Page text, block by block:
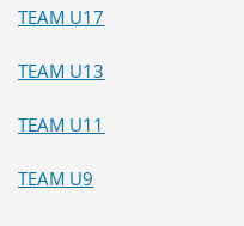
TEAM U17
TEAM U13
TEAM U11
TEAM U9